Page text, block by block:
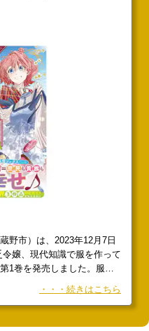
野市）は、2023年12月7日
嬢、現代知識で服を作って
1巻を発売しました。服の
フィア 貧乏令嬢、現代知識
にします』第1巻が発売さ
・・・続きはこちら